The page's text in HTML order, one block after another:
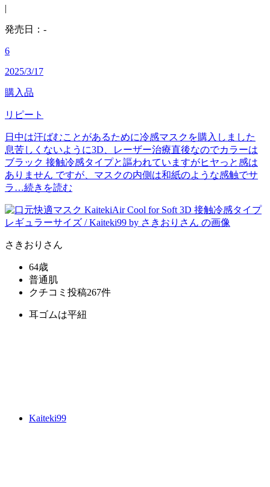
|
発売日：-
6
2025/3/17
購入品
リピート
日中は汗ばむことがあるために冷感マスクを購入しました
息苦しくないように3D、レーザー治療直後なのでカラーは
ブラック 接触冷感タイプと謳われていますがヒヤっと感は
ありません ですが、マスクの内側は和紙のような感触でサ
ラ…続きを読む
さきおり さん
64歳
普通肌
クチコミ投稿267件
耳ゴムは平紐
Kaiteki99